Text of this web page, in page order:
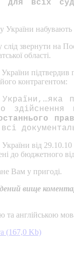
для всіх
набувають
звернути на
області.
підтвердив
контрагентом:
здійснення
від
до бюджетного
Вам у пригоді.
вище
та англійською
(167,0 Kb)